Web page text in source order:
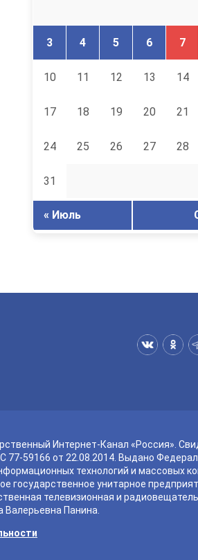
3 4 5 6 7
10 11 12 13 14
17 18 19 20 21
24 25 26 27 28
31
« Июль
Интернет-Канал «Россия».
59166 от 22.08.2014. Выдано
технологий и массовых
государственное унитарное
телевизионная и
Валерьевна Панина.